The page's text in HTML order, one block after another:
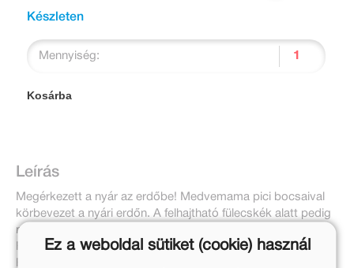
Készleten
Mennyiség:
Kosárba
Leírás
Megérkezett a nyár az erdőbe! Medvemama pici bocsaival
körbevezet a nyári erdőn. A felhajtható fülecskék alatt pedig
meglepetés vár rád!
Felhajtható lapokkal.
Ez a weboldal sütiket (cookie) használ